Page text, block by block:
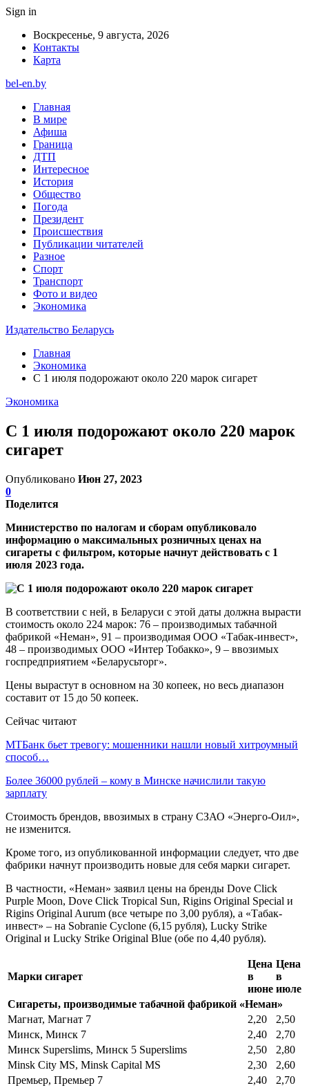
Sign in
Воскресенье, 9 августа, 2026
Контакты
Карта
bel-en.by
Главная
В мире
Афиша
Граница
ДТП
Интересное
История
Общество
Погода
Президент
Происшествия
Публикации читателей
Разное
Спорт
Транспорт
Фото и видео
Экономика
Издательство Беларусь
Главная
Экономика
С 1 июля подорожают около 220 марок сигарет
Экономика
С 1 июля подорожают около 220 марок
сигарет
Опубликовано Июн 27, 2023
0
Поделится
Министерство по налогам и сборам опубликовало
информацию о максимальных розничных ценах на
сигареты с фильтром, которые начнут действовать с 1
июля 2023 года.
В соответствии с ней, в Беларуси с этой даты должна вырасти
стоимость около 224 марок: 76 – производимых табачной
фабрикой «Неман», 91 – производимая ООО «Табак-инвест»,
48 – производимых ООО «Интер Тобакко», 9 – ввозимых
госпредприятием «Беларусьторг».
Цены вырастут в основном на 30 копеек, но весь диапазон
составит от 15 до 50 копеек.
Сейчас читают
МТБанк бьет тревогу: мошенники нашли новый хитроумный
способ…
Более 36000 рублей – кому в Минске начислили такую
зарплату
Стоимость брендов, ввозимых в страну СЗАО «Энерго-Оил»,
не изменится.
Кроме того, из опубликованной информации следует, что две
фабрики начнут производить новые для себя марки сигарет.
В частности, «Неман» заявил цены на бренды Dove Click
Purple Moon, Dove Click Tropical Sun, Rigins Original Special и
Rigins Original Aurum (все четыре по 3,00 рубля), а «Табак-
инвест» – на Sobranie Cyclone (6,15 рубля), Lucky Strike
Original и Lucky Strike Original Blue (обе по 4,40 рубля).
Марки сигарет
Цена
в
июне
Цена
в
июле
Сигареты, производимые табачной фабрикой «Неман»
Магнат, Магнат 7
2,20
2,50
Минск, Минск 7
2,40
2,70
Минск Superslims, Минск 5 Superslims
2,50
2,80
Minsk City MS, Minsk Capital MS
2,30
2,60
Премьер, Премьер 7
2,40
2,70